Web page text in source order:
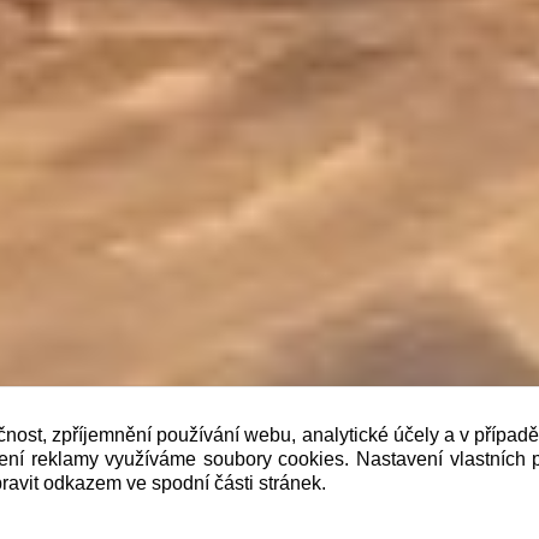
je prodávající povinen vystavit kupujícímu účtenku.
nejpozději do 48 hodin.“
zpříjemnění používání webu, analytické účely a v
reklamy využíváme soubory cookies. Nastavení vlastních
odkazem ve spodní části stránek.